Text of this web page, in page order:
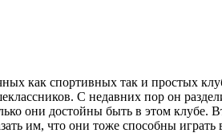
как спортивных так и простых
С недавних пор он
они достойны быть в этом клубе.
им, что они тоже способны